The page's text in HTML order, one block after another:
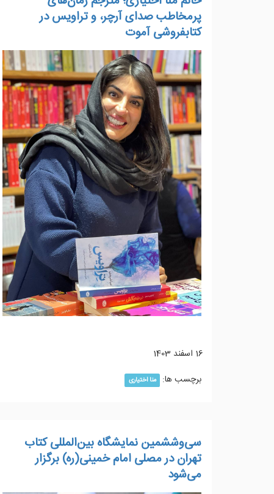
پرمخاطب صدای آرچر، و تراویس در
کتابفروشی آموت
16 اسفند 1403
برچسب ها:
منا اختیاری
سی‌وششمین نمایشگاه بین‌المللی کتاب
تهران در مصلی امام خمینی(ره) برگزار
می‌شود